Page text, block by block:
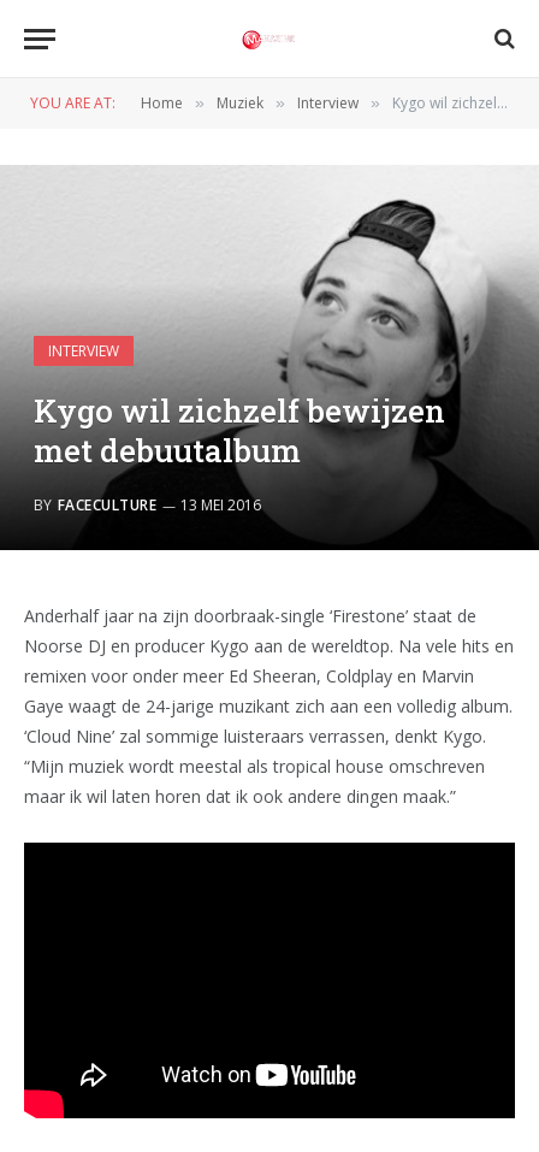
YOU ARE AT: Home » Muziek » Interview » Kygo wil zichzelf bewijzen met debuutalbum
INTERVIEW
Kygo wil zichzelf bewijzen
met debuutalbum
BY FACECULTURE 13 MEI 2016
Anderhalf jaar na zijn doorbraak-single ‘Firestone’ staat de
Noorse DJ en producer Kygo aan de wereldtop. Na vele hits en
remixen voor onder meer Ed Sheeran, Coldplay en Marvin
Gaye waagt de 24-jarige muzikant zich aan een volledig album.
‘Cloud Nine’ zal sommige luisteraars verrassen, denkt Kygo.
“Mijn muziek wordt meestal als tropical house omschreven
maar ik wil laten horen dat ik ook andere dingen maak.”